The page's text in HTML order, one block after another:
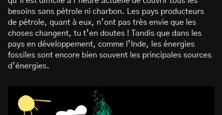
besoins sans pétrole ni charbon. Les pays producteurs
de pétrole, quant à eux, n’ont pas très envie que les
choses changent, tu t’en doutes ! Tandis que dans les
pays en développement, comme l’Inde, les énergies
fossiles sont encore bien souvent les principales sources
d’énergies.